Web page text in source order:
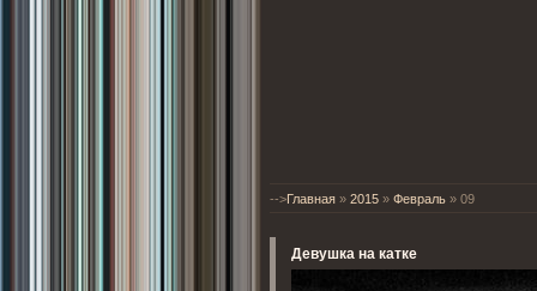
-->Главная » 2015 » Февраль » 09
Девушка на катке